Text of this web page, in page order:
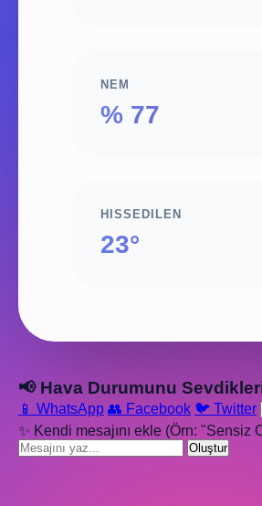
NEM
% 77
HISSEDILEN
23°
📢 Hava Durumunu
📱 WhatsApp 👥 Facebook 🐦 Twitter
✨ Kendi mesajını ekle (Örn: "Sensiz
Oluştur